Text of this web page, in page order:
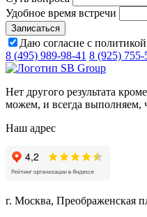
Удобное время встречи
Даю согласие с
8 (495) 989-98-41 8 (925) 755-
Нет другого результата
можем, и всегда выполняем,
Наш адрес
г. Москва, Преображенская